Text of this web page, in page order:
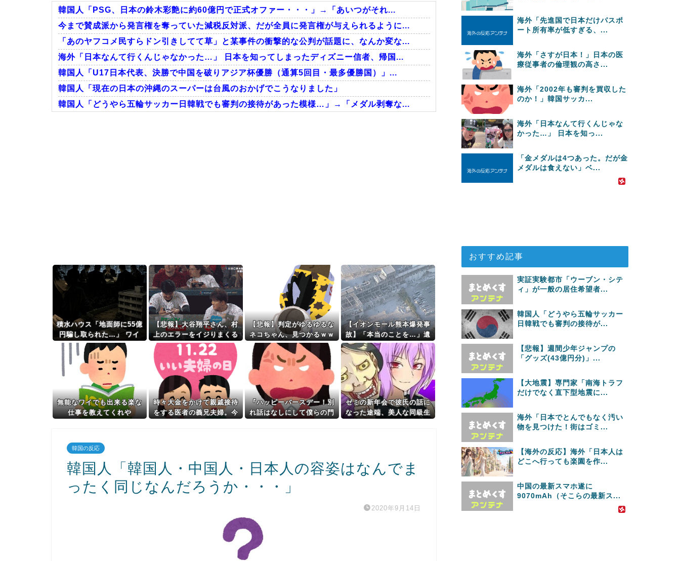
Powered by livedoor 相互RSS
韓国人「PSG、日本の鈴木彩艶に約60億円で正式オファー・・・」→「あいつがそれ...
今まで賛成派から発言権を奪っていた減税反対派、だが全員に発言権が与えられるように...
「あのヤフコメ民すらドン引きしてて草」と某事件の衝撃的な公判が話題に、なんか変な...
海外「日本なんて行くんじゃなかった…」 日本を知ってしまったディズニー信者、帰国...
韓国人「U17日本代表、決勝で中国を破りアジア杯優勝（通算5回目・最多優勝国）」...
韓国人「現在の日本の沖縄のスーパーは台風のおかげでこうなりました」
韓国人「どうやら五輪サッカー日韓戦でも審判の接待があった模様…」→「メダル剥奪な...
積水ハウス「地面師に55億
円騙し取られた…」 ワイ
「はえーかわいそう…会社
滅茶苦茶やろなぁ」
【悲報】大谷翔平さん、村
上のエラーをイジりまくる
ほどの人間性だった…
【悲報】判定がゆるゆるな
ネコちゃん、見つかるｗｗ
ｗｗｗｗ
【イオンモール熊本爆発事
故】「本当のことを…」遺
族語る
無能なワイでも出来る楽な
仕事を教えてくれや
時々大金をかけて親戚接待
をする医者の義兄夫婦。今
『ハッピーバースデー！別
れ話はなしにして僕らの門
ゼミの新年会で彼氏の話に
なった途端、美人な同級生
韓国の反応
韓国人「韓国人・中国人・日本人の容姿はなんでま
ったく同じなんだろうか・・・」
2020年9月14日
海外「先進国で日本だけパスポ
ート所有率が低すぎる、...
海外「さすが日本！」日本の医
療従事者の倫理観の高さ...
海外「2002年も審判を買収した
のか！」韓国サッカ...
海外「日本なんて行くんじゃな
かった…」 日本を知っ...
「金メダルは4つあった。だが金
メダルは食えない」ベ...
おすすめ記事
実証実験都市「ウーブン・シテ
ィ」が一般の居住希望者...
韓国人「どうやら五輪サッカー
日韓戦でも審判の接待が...
【悲報】週間少年ジャンプの
「グッズ(43億円分)」...
【大地震】専門家「南海トラフ
だけでなく直下型地震に...
海外「日本でとんでもなく汚い
物を見つけた！街はゴミ...
【海外の反応】海外「日本人は
どこへ行っても楽園を作...
中国の最新スマホ遂に
9070mAh（そこらの最新ス...